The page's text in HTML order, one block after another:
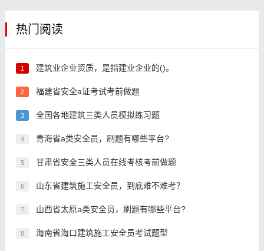
热门阅读
1 建筑业企业资质，是指建业企业的()。
2 福建省安全a证考试考前做题
3 全国各地建筑三类人员模拟练习题
4 青海省a类安全员，刷题有哪些平台?
5 甘肃省安全三类人员在线考核考前做题
6 山东省建筑施工安全员，到底难不难考？
7 山西省太原a类安全员，刷题有哪些平台?
8 海南省海口建筑施工安全员考试题型